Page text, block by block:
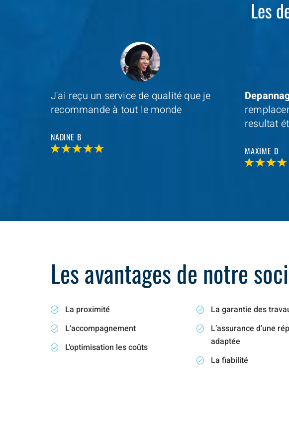
Les
Depannage Servicess'est occupé du
remplacement de ma serrure et le
MAXIME D
Je
chez
j'ai trouvé
VALERIE V
Les avantages de notre
La proximité
L’accompagnement
L'optimisation les coûts
La garantie des
L’assurance d’une
adaptée
La fiabilité